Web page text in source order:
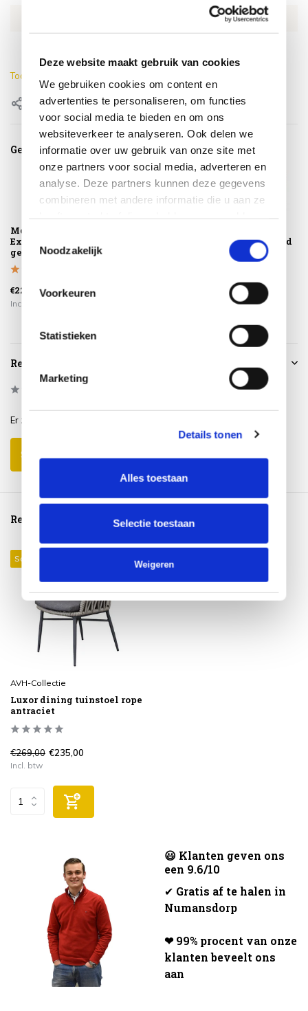
Deze website maakt gebruik van cookies
We gebruiken cookies om content en
advertenties te personaliseren, om functies
voor social media te bieden en om ons
websiteverkeer te analyseren. Ook delen we
informatie over uw gebruik van onze site met
onze partners voor social media, adverteren en
analyse. Deze partners kunnen deze gegevens
combineren met andere informatie die u aan ze
Noodzakelijk
Voorkeuren
Statistieken
Marketing
Details tonen
Alles toestaan
Selectie toestaan
Weigeren
Toon meer
Delen
Gerelateerde producten
Montagelevering -
Extra gemak &
geen afval
€225,00
Incl. btw
tuinstoel sand
€235,00
Incl. btw
Reviews
Er zijn nog geen reviews geschreven over dit product..
Schrijf je eigen review
Reeds bekeken
Sale 13%
AVH-Collectie
Luxor dining tuinstoel rope
antraciet
€269,00 €235,00
Incl. btw
😃 Klanten geven ons
een 9.6/10
✔ Gratis af te halen in
Numansdorp
❤ 99% procent van onze
klanten beveelt ons
aan